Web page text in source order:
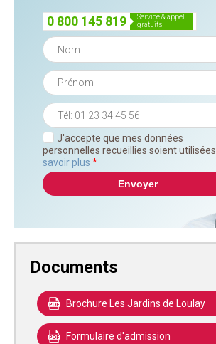
0 800 145 819
service & appel
gratuits
J'accepte que mes données
personnelles recueillies soient utilisées.
savoir plus *
Documents
Brochure Les Jardins de Loulay
Formulaire d'admission